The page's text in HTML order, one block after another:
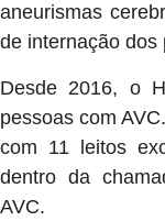
aneurismas
de internação dos
Desde 2016, o
pessoas com
com 11 leitos
dentro da
AVC.